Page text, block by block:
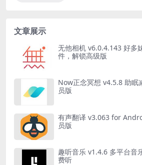
文章展示
无他相机 v6.0.4.143 好多
件，解锁高级版
Now正念冥想 v4.5.8 助眠
员版
有声翻译 v3.063 for Android Beelinguapp 会
员版
趣听音乐 v1.4.6 多平台音
费听